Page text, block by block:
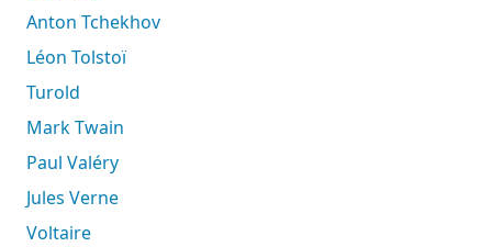
Anton Tchekhov
Léon Tolstoï
Turold
Mark Twain
Paul Valéry
Jules Verne
Voltaire